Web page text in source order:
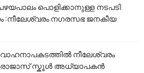
പൊളിക്കാനുള്ള നടപടി
:നീലേശ്വരം നഗരസഭ ജനകീയ
നീലേശ്വരം
രാജാസ് സ്കൂൾ അധ്യാപകൻ